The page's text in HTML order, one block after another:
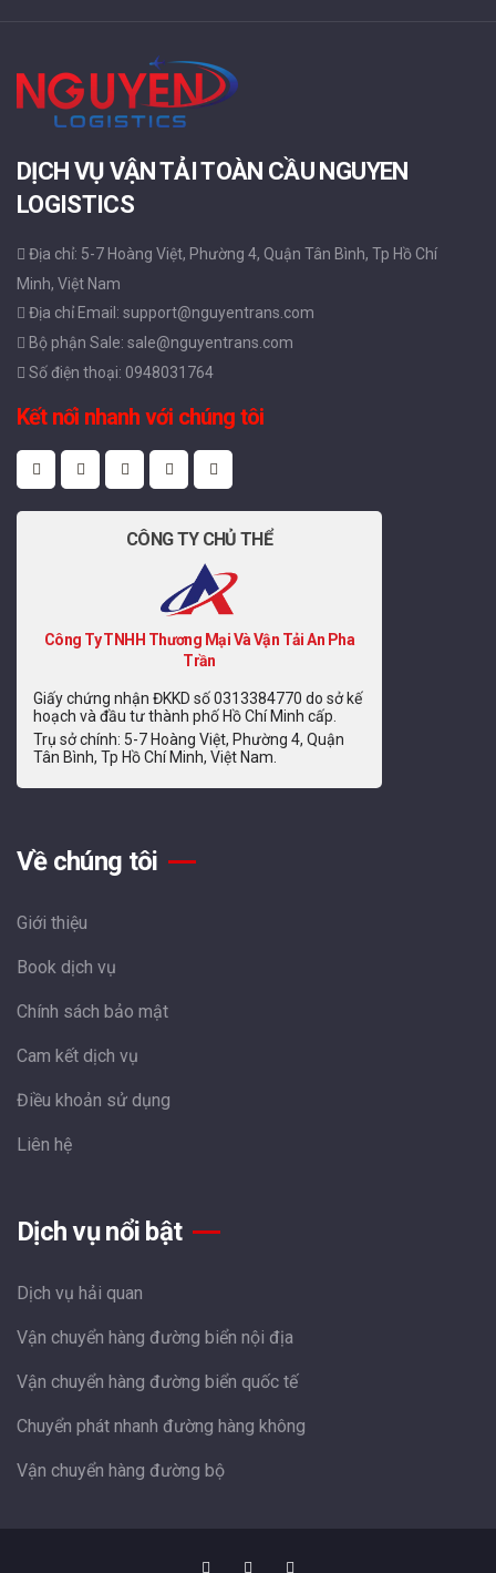
DỊCH VỤ VẬN TẢI TOÀN CẦU NGUYEN
LOGISTICS
Địa chỉ: 5-7 Hoàng Việt, Phường 4, Quận Tân Bình, Tp Hồ Chí
Minh, Việt Nam
Địa chỉ Email: support@nguyentrans.com
Bộ phận Sale: sale@nguyentrans.com
Số điện thoại: 0948031764
Kết nối nhanh với chúng tôi
CÔNG TY CHỦ THỂ
Công Ty TNHH Thương Mại Và Vận Tải An Pha
Trần
Giấy chứng nhận ĐKKD số 0313384770 do sở kế
hoạch và đầu tư thành phố Hồ Chí Minh cấp.
Trụ sở chính: 5-7 Hoàng Việt, Phường 4, Quận
Tân Bình, Tp Hồ Chí Minh, Việt Nam.
Về chúng tôi
Giới thiệu
Book dịch vụ
Chính sách bảo mật
Cam kết dịch vụ
Điều khoản sử dụng
Liên hệ
Dịch vụ nổi bật
Dịch vụ hải quan
Vận chuyển hàng đường biển nội địa
Vận chuyển hàng đường biển quốc tế
Chuyển phát nhanh đường hàng không
Vận chuyển hàng đường bộ